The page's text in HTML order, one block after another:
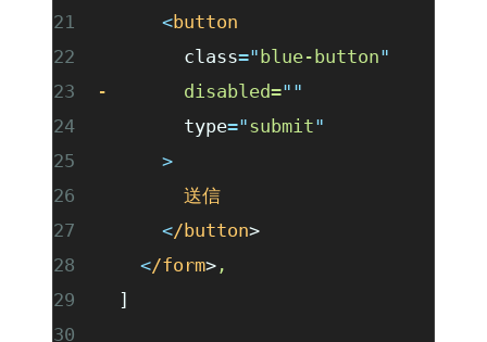
      <
button
        class
=" blue-button"
-
       disabled=
""
        type
="submit"
      >
        送信
      <
/button>
    <
/form> ,
  ]